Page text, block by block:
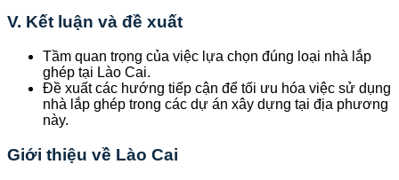
V. Kết luận và đề xuất
Tầm quan trọng của việc lựa chọn đúng loại nhà lắp
ghép tại Lào Cai.
Đề xuất các hướng tiếp cận để tối ưu hóa việc sử dụng
nhà lắp ghép trong các dự án xây dựng tại địa phương
này.
Giới thiệu về Lào Cai